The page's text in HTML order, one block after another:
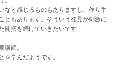
なと感じるものもありますし、作り手
ともあります。そういう発見が刺激に
拓を続けていきたいです」
講師。
を学んだようです。